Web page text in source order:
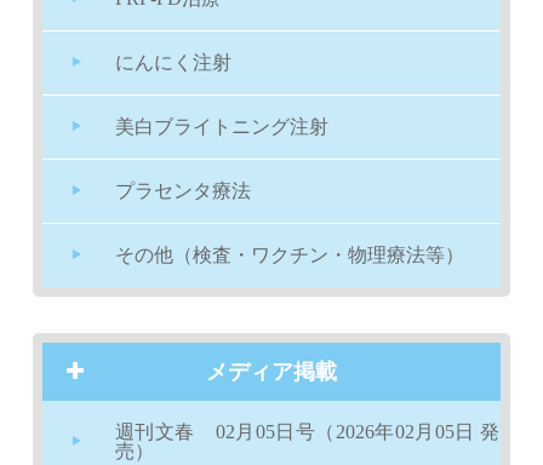
にんにく注射
美白ブライトニング注射
プラセンタ療法
その他（検査・ワクチン・物理療法等）
メディア掲載
週刊文春 02月05日号（2026年02月05日 発
売）